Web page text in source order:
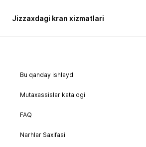
Jizzaxdagi kran xizmatlari
Bu qanday ishlaydi
Mutaxassislar katalogi
FAQ
Narhlar Saxifasi